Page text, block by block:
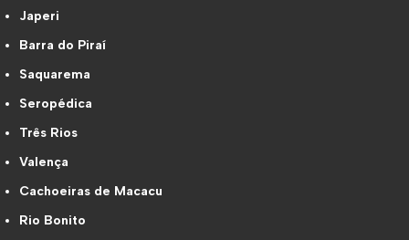
Japeri
Barra do Piraí
Saquarema
Seropédica
Três Rios
Valença
Cachoeiras de Macacu
Rio Bonito